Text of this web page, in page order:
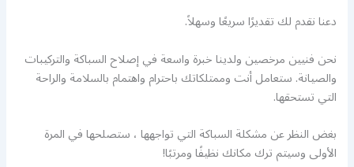
دعنا نقدم لك تقديرًا سريعًا وسهلاً.
نحن فنيين مرخصين ولدينا خبرة واسعة في إصلاح السباكة والتركيبات
والصيانة. ستعامل أنت وممتلكاتك باحترام واهتمام بالسلامة والراحة
التي تستحقها.
بغض النظر عن مشكلة السباكة التي تواجهها ، ستصلحها في المرة
الأولى وسيتم ترك مكانك نظيفًا ومرتبًا!